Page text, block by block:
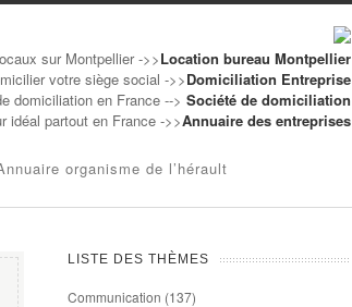
sur Montpellier ->>Location bureau Montpellier
votre siège social ->>Domiciliation Entreprise
domiciliation en France --> Société de domiciliation
idéal partout en France ->>Annuaire des entreprises
organisme de l’hérault
LISTE DES THÈMES
Communication (137)